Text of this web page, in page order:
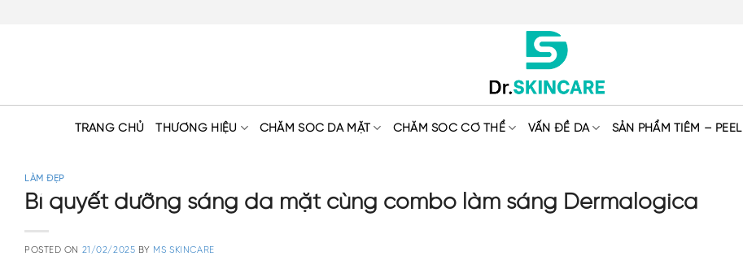
TRANG CHỦ THƯƠNG HIỆU CHĂM SÓC DA MẶT CHĂM SÓC CƠ THỂ VẤN ĐỀ DA SẢN PHẨM TIÊM – PEEL
LÀM ĐẸP
Bí quyết dưỡng sáng da mặt cùng combo làm sáng Dermalogica
POSTED ON 21/02/2025 BY MS SKINCARE